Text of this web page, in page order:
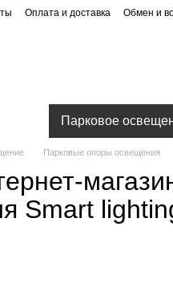
Оплата и доставка Обмен и
Парковое
Парковые опоры освещения
Smart